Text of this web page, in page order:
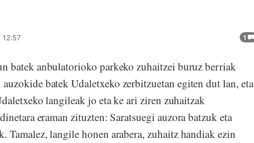
1
12:57
batek anbulatorioko parkeko zuhaitzei buruz berriak
batek Udaletxeko zerbitzuetan egiten dut lan, eta
langileak jo eta ke ari ziren zuhaitzak
eraman zituzten: Saratsuegi auzora batzuk eta
Tamalez, langile honen arabera, zuhaitz handiak ezin